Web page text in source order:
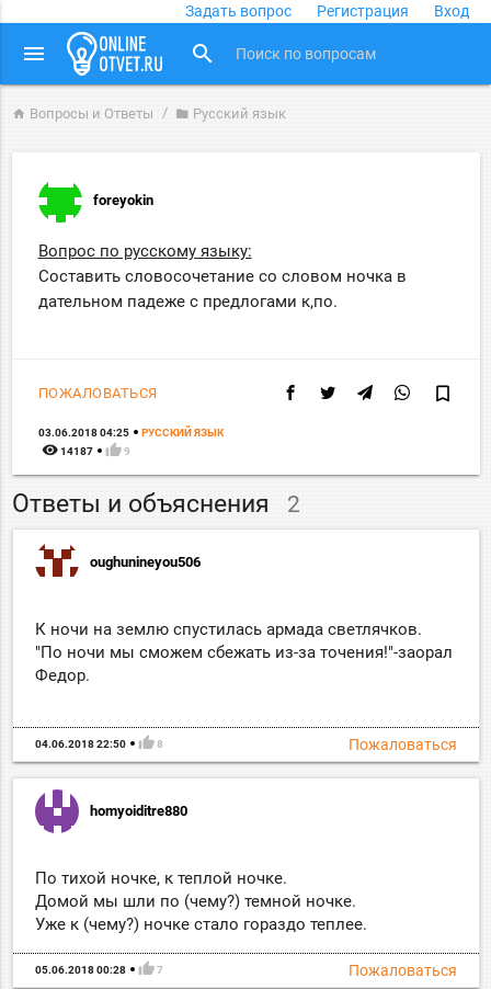
Задать вопрос Регистрация Вход
menu search
home Вопросы и Ответы folder Русский язык
foreyokin
Вопрос по русскому языку:
Составить словосочетание со словом ночка в
дательном падеже с предлогами к,по.
ПОЖАЛОВАТЬСЯ bookmark_border
03.06.2018 04:25 РУССКИЙ ЯЗЫК
remove_red_eye 14187 thumb_up 9
Ответы и объяснения 2
oughunineyou506
К ночи на землю спустилась армада светлячков.
"По ночи мы сможем сбежать из-за точения!"-заорал
Федор.
Пожаловаться
04.06.2018 22:50 thumb_up 8
homyoiditre880
По тихой ночке, к теплой ночке.
Домой мы шли по (чему?) темной ночке.
Уже к (чему?) ночке стало гораздо теплее.
Пожаловаться
05.06.2018 00:28 thumb_up 7